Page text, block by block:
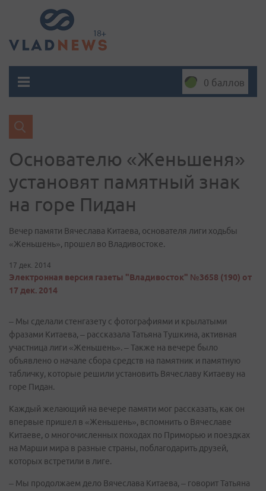
0 баллов
Основателю «Женьшеня»
установят памятный знак
на горе Пидан
​Вечер памяти Вячеслава Китаева, основателя лиги ходьбы
«Женьшень», прошел во Владивостоке.
17 дек. 2014
Электронная версия газеты "Владивосток" №3658 (190) от
17 дек. 2014
– Мы сделали стенгазету с фотографиями и крылатыми
фразами Китаева, – рассказала Татьяна Тушкина, активная
участница лиги «Женьшень». – Также на вечере было
объявлено о начале сбора средств на памятник и памятную
табличку, которые решили установить Вячеславу Китаеву на
горе Пидан.
Каждый желающий на вечере памяти мог рассказать, как он
впервые пришел в «Женьшень», вспомнить о Вячеславе
Китаеве, о многочисленных походах по Приморью и поездках
на Марши мира в разные страны, поблагодарить друзей,
которых встретили в лиге.
– Мы продолжаем дело Вячеслава Китаева, – говорит Татьяна